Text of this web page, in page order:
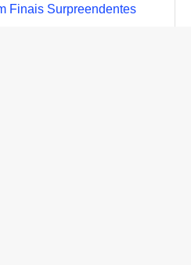
Finais Surpreendentes